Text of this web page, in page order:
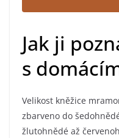
Jak ji
s
Velikost kněžice
zbarveno do
žlutohnědé až